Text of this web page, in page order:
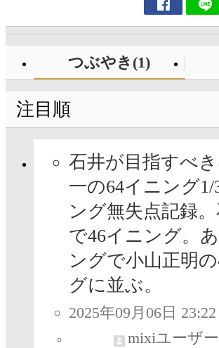
つぶやき(1)
注目順
石井が目指すべ
一の64イニング1/
ング無失点記録
で46イニング。
ングで小山正明
グに並ぶ。
2025年09月06日 23:22
mixiユーザー